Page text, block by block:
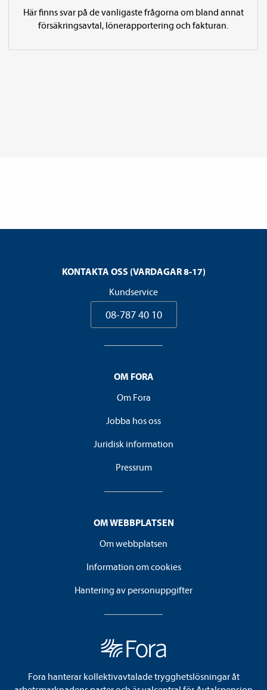
Här finns svar på de vanligaste frågorna om bland annat
försäkrings­avtal, löne­­rapportering och fakturan.
KONTAKTA OSS (VARDAGAR 8-17)
Kundservice
08-787 40 10
OM FORA
Om Fora
Jobba hos oss
Juridisk information
Pressrum
OM WEBBPLATSEN
Om webbplatsen
Information om cookies
Hantering av personuppgifter
Fora hanterar kollektivavtalade trygghetslösningar åt